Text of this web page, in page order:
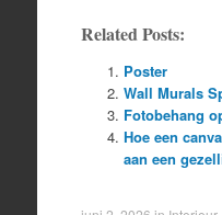
Related Posts:
Poster
Wall Murals
Fotobehang
Hoe een
aan een